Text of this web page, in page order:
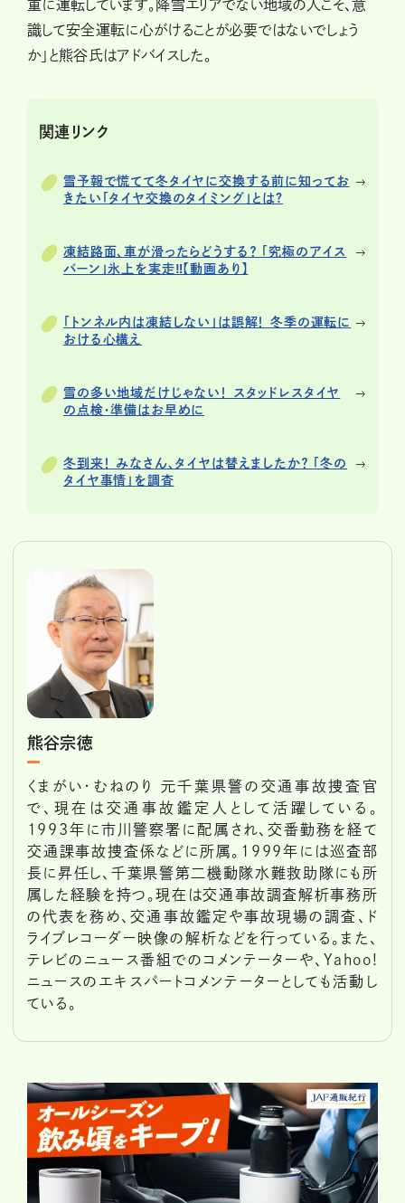
重に運転しています。降雪エリアでない地域の人こそ、意
識して安全運転に心がけることが必要ではないでしょう
か」と熊谷氏はアドバイスした。
関連リンク
雪予報で慌てて冬タイヤに交換する前に知ってお
きたい「タイヤ交換のタイミング」とは?
凍結路面、車が滑ったらどうする？ 「究極のアイス
バーン」氷上を実走‼【動画あり】
「トンネル内は凍結しない」は誤解！ 冬季の運転に
おける心構え
雪の多い地域だけじゃない！ スタッドレスタイヤ
の点検・準備はお早めに
冬到来！ みなさん、タイヤは替えましたか？ 「冬の
タイヤ事情」を調査
熊谷宗徳
くまがい・むねのり 元千葉県警の交通事故捜査官
で、現在は交通事故鑑定人として活躍している。
1993年に市川警察署に配属され、交番勤務を経て
交通課事故捜査係などに所属。1999年には巡査部
長に昇任し、千葉県警第二機動隊水難救助隊にも所
属した経験を持つ。現在は交通事故調査解析事務所
の代表を務め、交通事故鑑定や事故現場の調査、ド
ライブレコーダー映像の解析などを行っている。また、
テレビのニュース番組でのコメンテーターや、Yahoo!
ニュースのエキスパートコメンテーターとしても活動し
ている。